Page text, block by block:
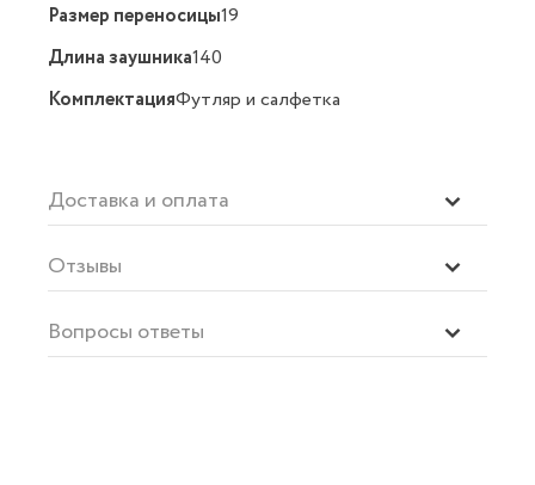
Размер переносицы19
Длина заушника140
КомплектацияФутляр и салфетка
Доставка и оплата
Отзывы
Вопросы ответы